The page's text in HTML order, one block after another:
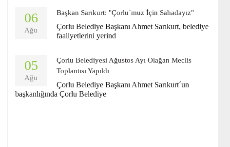
06
Ağu
Başkan Sarıkurt: "Çorlu`muz İçin Sahadayız"
Çorlu Belediye Başkanı Ahmet Sarıkurt, belediye
faaliyetlerini yerind
05
Ağu
Çorlu Belediyesi Ağustos Ayı Olağan Meclis
Toplantısı Yapıldı
Çorlu Belediye Başkanı Ahmet Sarıkurt´un
başkanlığında Çorlu Belediye